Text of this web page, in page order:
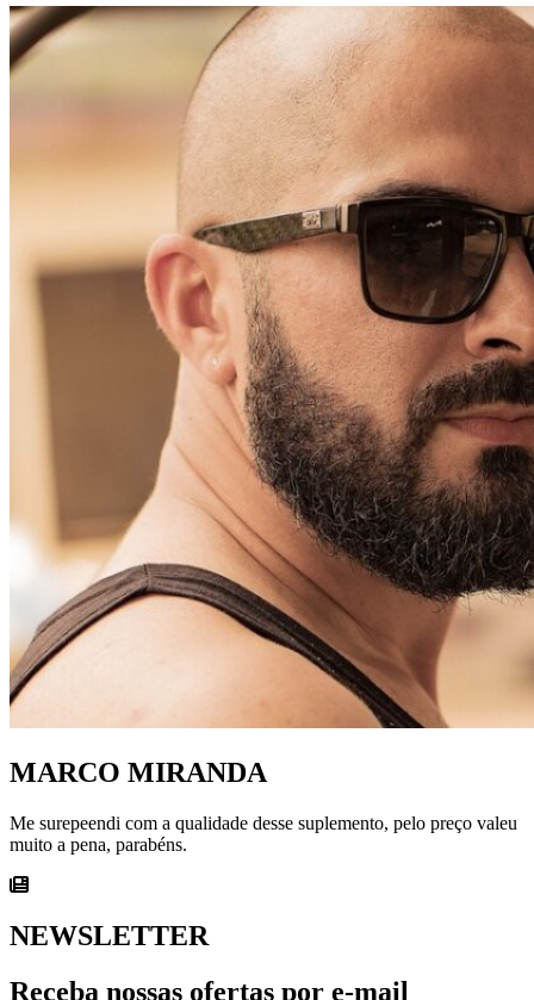
MARCO MIRANDA
Me surepeendi com a qualidade desse suplemento, pelo preço valeu
muito a pena, parabéns.
NEWSLETTER
Receba nossas ofertas por e-mail